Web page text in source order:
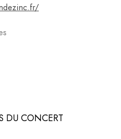
DU CONCERT